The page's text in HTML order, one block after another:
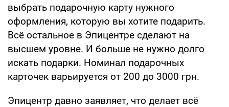
выбрать подарочную карту нужного
оформления, которую вы хотите подарить.
Всё остальное в Эпицентре сделают на
высшем уровне. И больше не нужно долго
искать подарки. Номинал подарочных
карточек варьируется от 200 до 3000 грн.
Эпицентр давно заявляет, что делает всё